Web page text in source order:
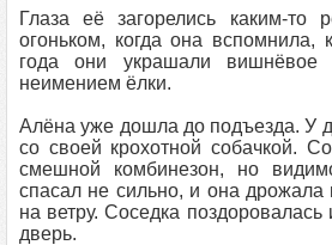
Глаза её загорелись каким-то
огоньком, когда она вспомнила,
года они украшали
неимением ёлки.
Алёна уже дошла до подъезда. У
со своей крохотной собачкой.
смешной комбинезон, но
спасал не сильно, и она дрожала
на ветру. Соседка
дверь.